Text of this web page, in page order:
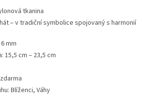
tkanina
– v tradiční symbolice spojovaný s harmonií
mm
15,5 cm – 23,5 cm
Blíženci, Váhy